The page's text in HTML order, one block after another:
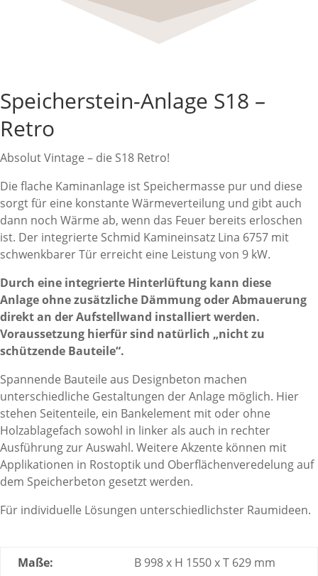
Speicherstein-Anlage S18 –
Retro
Absolut Vintage – die S18 Retro!
Die flache Kaminanlage ist Speichermasse pur und diese
sorgt für eine konstante Wärmeverteilung und gibt auch
dann noch Wärme ab, wenn das Feuer bereits erloschen
ist. Der integrierte Schmid Kamineinsatz Lina 6757 mit
schwenkbarer Tür erreicht eine Leistung von 9 kW.
Durch eine integrierte Hinterlüftung kann diese
Anlage ohne zusätzliche Dämmung oder Abmauerung
direkt an der Aufstellwand installiert werden.
Voraussetzung hierfür sind natürlich „nicht zu
schützende Bauteile“.
Spannende Bauteile aus Designbeton machen
unterschiedliche Gestaltungen der Anlage möglich. Hier
stehen Seitenteile, ein Bankelement mit oder ohne
Holzablagefach sowohl in linker als auch in rechter
Ausführung zur Auswahl. Weitere Akzente können mit
Applikationen in Rostoptik und Oberflächenveredelung auf
dem Speicherbeton gesetzt werden.
Für individuelle Lösungen unterschiedlichster Raumideen.
Maße:
B 998 x H 1550 x T 629 mm